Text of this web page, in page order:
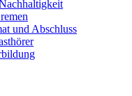
und Abschluss